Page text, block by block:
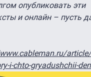
опубликовать эти
и онлайн – пусть
i-chto-gryadushchii-